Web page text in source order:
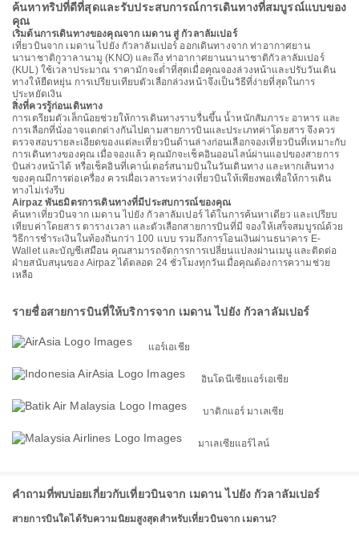
ค้นหาทริปที่ดีที่สุดและรับประสบการณ์การเดินทางที่สมบูรณ์แบบของ
คุณ
เริ่มต้นการเดินทางของคุณจาก เมดาน สู่ กัวลาลัมเปอร์
เที่ยวบินจาก เมดาน ไปยัง กัวลาลัมเปอร์ ออกเดินทางจาก ท่าอากาศยาน
นานาชาติกูวาลานามู (KNO) และถึง ท่าอากาศยานนานาชาติกัวลาลัมเปอร์
(KUL) ใช้เวลาประมาณ ราคามักจะต่ำที่สุดเมื่อคุณจองล่วงหน้าและปรับวันเดิน
ทางให้ยืดหยุ่น การเปรียบเทียบตัวเลือกล่วงหน้าจึงเป็นวิธีที่ง่ายที่สุดในการ
ประหยัดเงิน
สิ่งที่ควรรู้ก่อนเดินทาง
การเตรียมตัวเล็กน้อยช่วยให้การเดินทางราบรื่นขึ้น น้ำหนักสัมภาระ อาหาร และ
การเลือกที่นั่งอาจแตกต่างกันไปตามสายการบินและประเภทค่าโดยสาร จึงควร
ตรวจสอบรายละเอียดของแต่ละเที่ยวบินด้านล่างก่อนเลือกจองเที่ยวบินที่เหมาะกับ
การเดินทางของคุณ เมื่อจองแล้ว คุณมักจะเช็คอินออนไลน์ผ่านแอปของสายการ
บินล่วงหน้าได้ หรือเช็คอินที่เคาน์เตอร์สนามบินในวันเดินทาง และหากเส้นทาง
ของคุณมีการต่อเครื่อง ควรเผื่อเวลาระหว่างเที่ยวบินให้เพียงพอเพื่อให้การเดิน
ทางไม่เร่งรีบ
Airpaz พันธมิตรการเดินทางที่มีประสบการณ์ของคุณ
ค้นหาเที่ยวบินจาก เมดาน ไปยัง กัวลาลัมเปอร์ ได้ในการค้นหาเดียว และเปรียบ
เทียบค่าโดยสาร ตารางเวลา และตัวเลือกสายการบินที่มี จองให้เสร็จสมบูรณ์ด้วย
วิธีการชำระเงินในท้องถิ่นกว่า 100 แบบ รวมถึงการโอนเงินผ่านธนาคาร E-
Wallet และบัญชีเสมือน คุณสามารถจัดการการเปลี่ยนแปลงผ่านเมนู และติดต่อ
ฝ่ายสนับสนุนของ Airpaz ได้ตลอด 24 ชั่วโมงทุกวันเมื่อคุณต้องการความช่วย
เหลือ
รายชื่อสายการบินที่ให้บริการจาก เมดาน ไปยัง กัวลาลัมเปอร์
แอร์เอเชีย
อินโดนีเซียแอร์เอเชีย
บาติกแอร์ มาเลเซีย
มาเลเซียแอร์ไลน์
คำถามที่พบบ่อยเกี่ยวกับเที่ยวบินจาก เมดาน ไปยัง กัวลาลัมเปอร์
สายการบินใดได้รับความนิยมสูงสุดสำหรับเที่ยวบินจาก เมดาน?